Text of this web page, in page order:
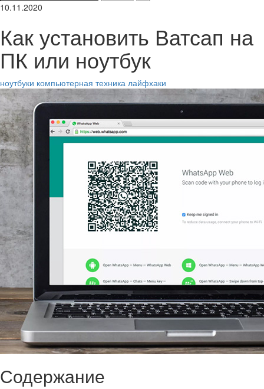
10.11.2020
Как установить Ватсап на
ПК или ноутбук
ноутбуки компьютерная техника лайфхаки
Содержание